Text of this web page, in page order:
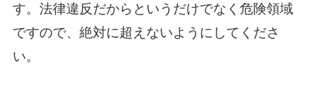
す。法律違反だからというだけでなく危険領域
ですので、絶対に超えないようにしてくださ
い。